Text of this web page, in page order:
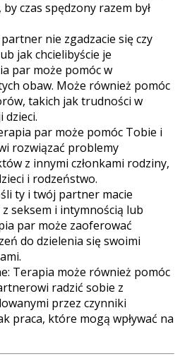
czas spędzony razem był
nie zgadzacie się czy
jak chcielibyście je
par może pomóc w
obaw. Może również pomóc
takich jak trudności w
dzieci.
par może pomóc Tobie i
rozwiązać problemy
z innymi członkami rodziny,
i rodzeństwo.
ty i twój partner macie
seksem i intymnością lub
par może zaoferować
do dzielenia się swoimi
Terapia może również pomóc
radzić sobie z
przez czynniki
praca, które mogą wpływać na